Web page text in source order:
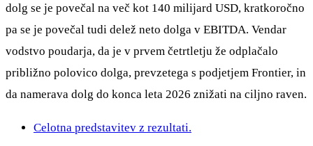
dolg se je povečal na več kot 140 milijard USD, kratkoročno
pa se je povečal tudi delež neto dolga v EBITDA. Vendar
vodstvo poudarja, da je v prvem četrtletju že odplačalo
približno polovico dolga, prevzetega s podjetjem Frontier, in
da namerava dolg do konca leta 2026 znižati na ciljno raven.
Celotna predstavitev z rezultati.